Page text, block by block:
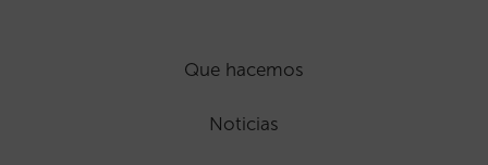
Que hacemos
Noticias